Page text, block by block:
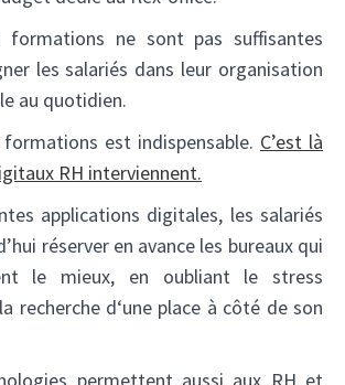
formations ne sont pas suffisantes
les salariés dans leur organisation
au quotidien.
est indispensable. C’est là
RH interviennent.
applications digitales, les salariés
réserver en avance les bureaux qui
le mieux, en oubliant le stress
recherche d‘une place à côté de son
permettent aussi aux RH et